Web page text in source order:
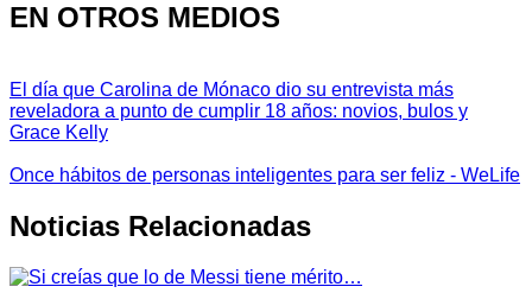
EN OTROS MEDIOS
El día que Carolina de Mónaco dio su entrevista más
reveladora a punto de cumplir 18 años: novios, bulos y
Grace Kelly
Once hábitos de personas inteligentes para ser feliz - WeLife
Noticias Relacionadas